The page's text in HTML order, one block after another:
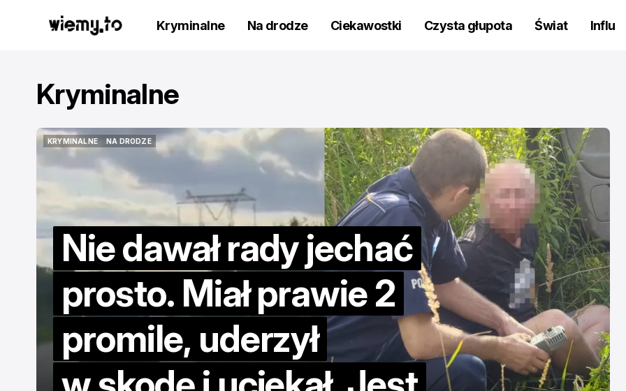
Kryminalne Na drodze Ciekawostki Czysta głupota Świat Influ
Kryminalne
KRYMINALNE
NA DRODZE
Nie dawał rady jechać
prosto. Miał prawie 2
promile, uderzył
Dramat
Nie potrafiła
działania kubka
Starbucksa
maj 17, 2026